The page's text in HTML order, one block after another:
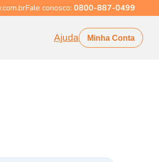
Fale conosco: 0800-887-0499
Ajuda Minha Conta